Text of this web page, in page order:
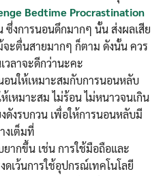
Bedtime Procrastination
งการนอนดึกมากๆ นั้น ส่งผลเสีย
ะตื่นสายมากๆ ก็ตาม ดังนั้น ควร
วลาจะดีกว่านะคะ
นให้เหมาะสมกับการนอนหลับ
หมาะสม ไม่ร้อน ไม่หนาวจนเกิน
ดังรบกวน เพื่อให้การนอนหลับมี
เต็มที่
ากขึ้น เช่น การใช้มือถือและ
เว้นการใช้อุปกรณ์เทคโนโลยี